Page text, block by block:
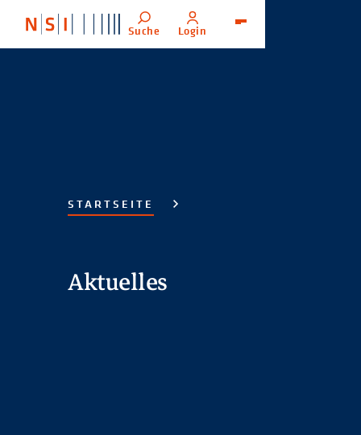
Suche Login
STARTSEITE
Aktuelles